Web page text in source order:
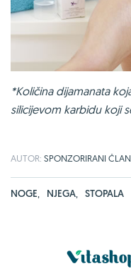
*Količina dijamanata
silicijevom karbidu koji
AUTOR: SPONZORIRANI
NOGE, NJEGA, STOPALA